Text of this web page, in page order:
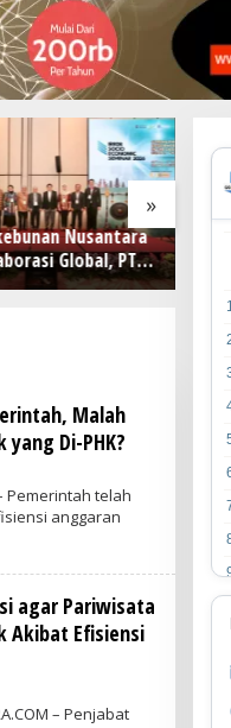
»
PT
POS Retail
Penjualan,
Outlet
Malah
yang Di-PHK?
– Pemerintah telah
anggaran
agar Pariwisata
Akibat Efisiensi
– Penjabat